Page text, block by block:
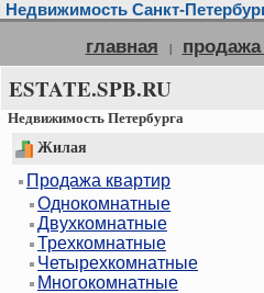
Недвижимость Санкт-
главная | продажа
ESTATE.SPB.RU
Недвижимость Петербурга
Жилая
Продажа квартир
Однокомнатные
Двухкомнатные
Трехкомнатные
Четырехкомнатные
Многокомнатные